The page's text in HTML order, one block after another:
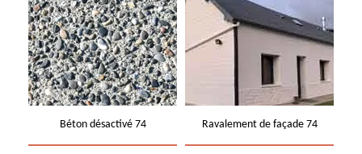
Béton désactivé 74 Ravalement de façade 74